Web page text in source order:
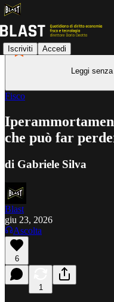
Iscriviti Accedi
Leggi
Fisco
che può far
di Gabriele Silva
Blast
giu 23, 2026
Ascolta
6
1